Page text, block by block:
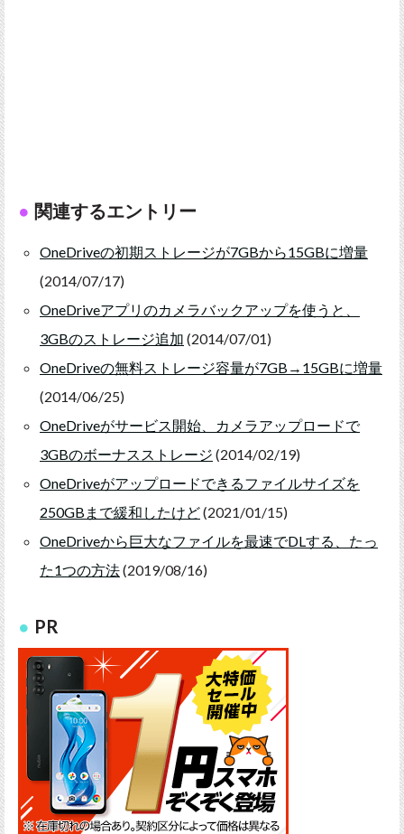
関連するエントリー
OneDriveの初期ストレージが7GBから15GBに増量
(2014/07/17)
OneDriveアプリのカメラバックアップを使うと、
3GBのストレージ追加 (2014/07/01)
OneDriveの無料ストレージ容量が7GB→15GBに増量
(2014/06/25)
OneDriveがサービス開始、カメラアップロードで
3GBのボーナスストレージ (2014/02/19)
OneDriveがアップロードできるファイルサイズを
250GBまで緩和したけど(2021/01/15)
OneDriveから巨大なファイルを最速でDLする、たっ
た1つの方法(2019/08/16)
PR